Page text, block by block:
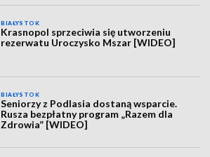
BIAŁYSTOK
Krasnopol sprzeciwia się utworzeniu
rezerwatu Uroczysko Mszar [WIDEO]
BIAŁYSTOK
Seniorzy z Podlasia dostaną wsparcie.
Rusza bezpłatny program „Razem dla
Zdrowia” [WIDEO]